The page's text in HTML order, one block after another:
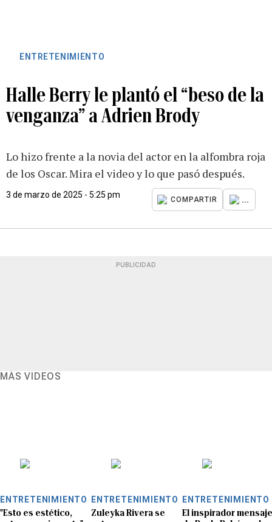
ENTRETENIMIENTO
Halle Berry le plantó el “beso de la
venganza” a Adrien Brody
Lo hizo frente a la novia del actor en la alfombra roja
de los Oscar. Mira el video y lo que pasó después.
3 de marzo de 2025 - 5:25 pm
COMPARTIR ...
PUBLICIDAD
MÁS VIDEOS
ENTRETENIMIENTO
"Esto es estético,
ENTRETENIMIENTO
Zuleyka Rivera se
ENTRETENIMIENTO
El inspirador mensaje